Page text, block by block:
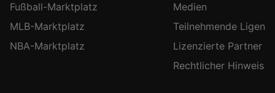
Fußball-Marktplatz
MLB-Marktplatz
NBA-Marktplatz
Medien
Teilnehmende Ligen
Lizenzierte Partner
Rechtlicher Hinweis